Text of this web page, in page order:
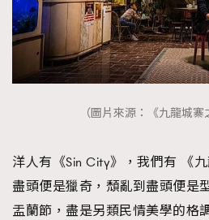
（圖片來源：《九龍城寨
洋人有《Sin City》，我們有 《
盡頭便是獵奇，頹亂到盡頭便是
盂蘭節，盡是另類民情美學的格